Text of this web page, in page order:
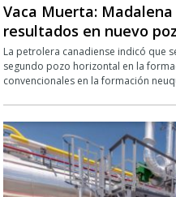
Vaca Muerta:
resultados en nuevo
La petrolera canadiense indicó que
segundo pozo horizontal en la
convencionales en la formación